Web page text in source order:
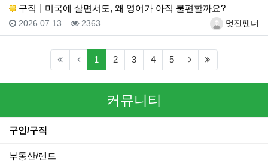
구직 미국에 살면서도, 왜 영어가 아직 불편할까요?
등록자멋진팬더
등록일
2026.07.13 조회
2363
1 (current)
2 3 4 5 (next)
커뮤니티
구인/구직
부동산/렌트